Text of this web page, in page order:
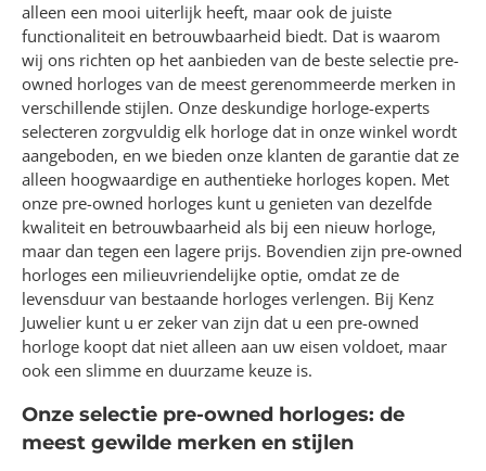
alleen een mooi uiterlijk heeft, maar ook de juiste
functionaliteit en betrouwbaarheid biedt. Dat is waarom
wij ons richten op het aanbieden van de beste selectie pre-
owned horloges van de meest gerenommeerde merken in
verschillende stijlen. Onze deskundige horloge-experts
selecteren zorgvuldig elk horloge dat in onze winkel wordt
aangeboden, en we bieden onze klanten de garantie dat ze
alleen hoogwaardige en authentieke horloges kopen. Met
onze pre-owned horloges kunt u genieten van dezelfde
kwaliteit en betrouwbaarheid als bij een nieuw horloge,
maar dan tegen een lagere prijs. Bovendien zijn pre-owned
horloges een milieuvriendelijke optie, omdat ze de
levensduur van bestaande horloges verlengen. Bij Kenz
Juwelier kunt u er zeker van zijn dat u een pre-owned
horloge koopt dat niet alleen aan uw eisen voldoet, maar
ook een slimme en duurzame keuze is.
Onze selectie pre-owned horloges: de
meest gewilde merken en stijlen